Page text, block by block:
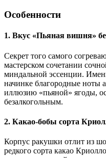
Особенности
1. Вкус «Пьяная вишня»
Секрет того самого
мастерском сочетании
миндальной эссенции.
начинке благородные ноты
иллюзию «пьяной» ягоды,
безалкогольным.
2. Какао-бобы сорта
Корпус ракушки отлит из
редкого сорта какао